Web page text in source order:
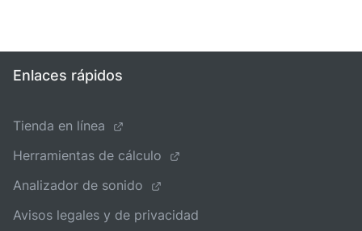
Enlaces rápidos
Tienda en línea
Herramientas de cálculo
Analizador de sonido
Avisos legales y de privacidad